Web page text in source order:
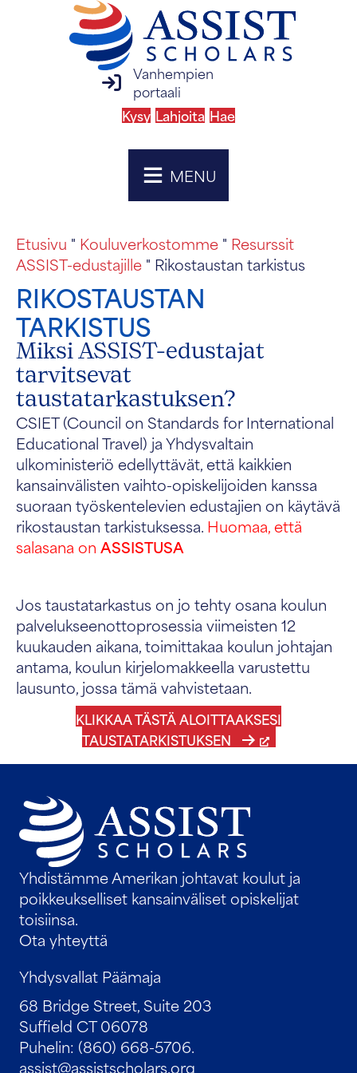
vanhempien portaalin kirjautuminen
Vanhempien
portaali
Kysy Lahjoita Hae
MENU
Etusivu " Kouluverkostomme " Resurssit
ASSIST-edustajille " Rikostaustan tarkistus
RIKOSTAUSTAN
TARKISTUS
Miksi ASSIST-edustajat
tarvitsevat
taustatarkastuksen?
CSIET (Council on Standards for International
Educational Travel) ja Yhdysvaltain
ulkoministeriö edellyttävät, että kaikkien
kansainvälisten vaihto-opiskelijoiden kanssa
suoraan työskentelevien edustajien on käytävä
rikostaustan tarkistuksessa. Huomaa, että
salasana on ASSISTUSA
Jos taustatarkastus on jo tehty osana koulun
palvelukseenottoprosessia viimeisten 12
kuukauden aikana, toimittakaa koulun johtajan
antama, koulun kirjelomakkeella varustettu
lausunto, jossa tämä vahvistetaan.
KLIKKAA TÄSTÄ ALOITTAAKSESI
TAUSTATARKISTUKSEN
Yhdistämme Amerikan johtavat koulut ja
poikkeukselliset kansainväliset opiskelijat
toisiinsa.
Ota yhteyttä
Yhdysvallat Päämaja
68 Bridge Street, Suite 203
Suffield CT 06078
Puhelin: (860) 668-5706.
assist@assistscholars.org